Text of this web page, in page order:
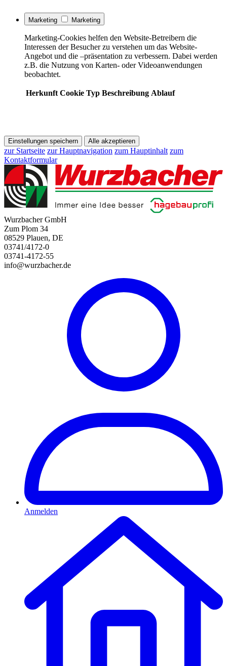
Marketing Marketing
Marketing-Cookies helfen den Website-Betreibern die
Interessen der Besucher zu verstehen um das Website-
Angebot und die –präsentation zu verbessern. Dabei werden
z.B. die Nutzung von Karten- oder Videoanwendungen
beobachtet.
Herkunft Cookie Typ Beschreibung Ablauf
Einstellungen speichern Alle akzeptieren
zur Startseite zur Hauptnavigation zum Hauptinhalt zum
Kontaktformular
Wurzbacher GmbH
Zum Plom 34
08529 Plauen, DE
03741/4172-0
03741-4172-55
info@wurzbacher.de
Anmelden